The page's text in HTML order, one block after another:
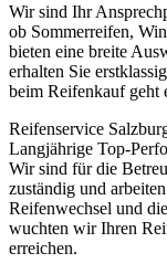
Wir sind Ihr
ob Sommerreifen,
bieten eine breite
erhalten Sie
beim Reifenkauf geht
Reifenservice
Langjährige Top-
Wir sind für die
zuständig und
Reifenwechsel und
wuchten wir Ihren
erreichen.